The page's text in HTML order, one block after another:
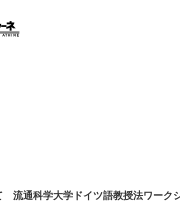
流通科学大学ドイツ語教授法ワーク